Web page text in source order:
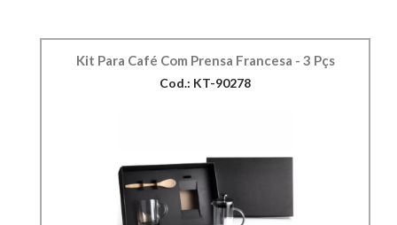
Kit Para Café Com Prensa Francesa - 3 Pçs
Cod.: KT-90278